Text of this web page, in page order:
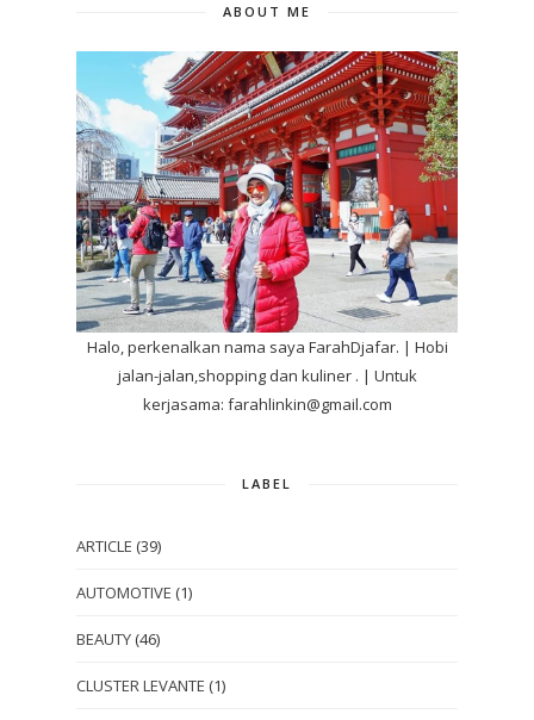
ABOUT ME
Halo, perkenalkan nama saya FarahDjafar. | Hobi
jalan-jalan,shopping dan kuliner . | Untuk
kerjasama: farahlinkin@gmail.com
LABEL
ARTICLE (39)
AUTOMOTIVE (1)
BEAUTY (46)
CLUSTER LEVANTE (1)